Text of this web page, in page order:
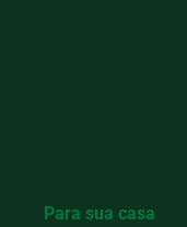
Para sua casa